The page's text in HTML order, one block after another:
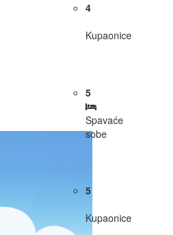
4
Kupaonice
5
Spavaće
sobe
5
Kupaonice